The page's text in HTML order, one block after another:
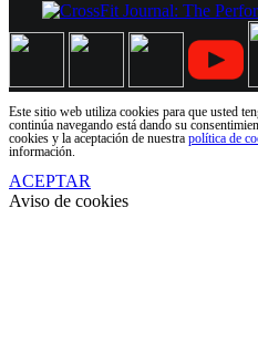
Este sitio web utiliza cookies para que usted
continúa navegando está dando su
cookies y la aceptación de nuestra política de
información.
ACEPTAR
Aviso de cookies